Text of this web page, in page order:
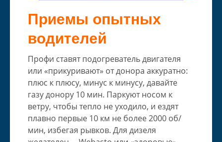
Приемы опытных
водителей
Профи ставят подогреватель двигателя
или «прикуривают» от донора аккуратно:
плюс к плюсу, минус к минусу, давайте
газу донору 10 мин. Паркуют носом к
ветру, чтобы тепло не уходило, и ездят
плавно первые 10 км не более 2000 об/
мин, избегая рывков. Для дизеля